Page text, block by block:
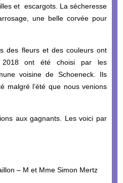
et escargots. La sécheresse
une belle corvée pour
des fleurs et des couleurs ont
ont été choisi par les
voisine de Schoeneck. Ils
malgré l’été que nous venions
aux gagnants. Les voici par
– M et Mme Simon Mertz